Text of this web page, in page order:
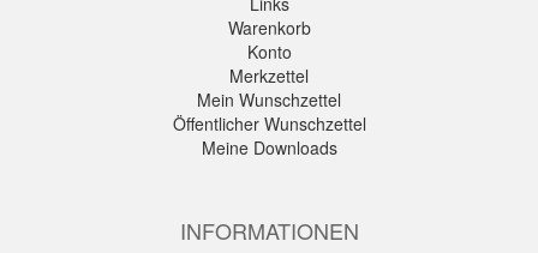
Warenkorb
Konto
Merkzettel
Mein Wunschzettel
Öffentlicher Wunschzettel
Meine Downloads
INFORMATIONEN